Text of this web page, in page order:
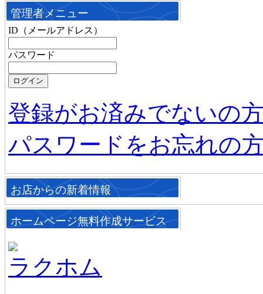
管理者メニュー
ID（メールアドレス）
パスワード
登録がお済みでないの
パスワードをお忘れの
お店からの新着情報
ホームページ無料作成サービス
ラクホム